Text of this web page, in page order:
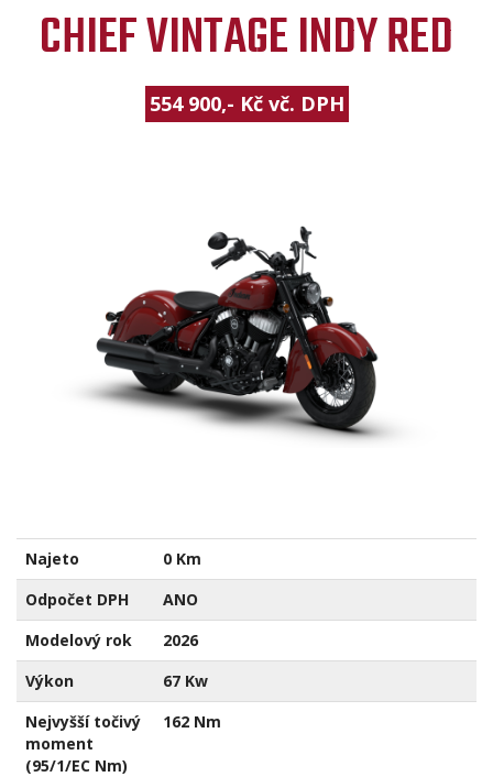
CHIEF VINTAGE INDY RED
554 900,- Kč vč. DPH
Najeto
0 Km
Odpočet DPH
ANO
Modelový rok
2026
Výkon
67 Kw
Nejvyšší točivý
moment
(95/1/EC Nm)
162 Nm